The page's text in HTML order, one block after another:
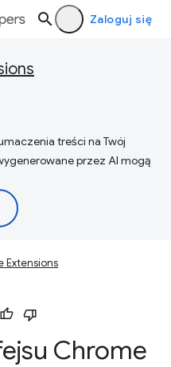
Zaloguj się
treści na Twój
przez AI mogą
Extensions
Chrome